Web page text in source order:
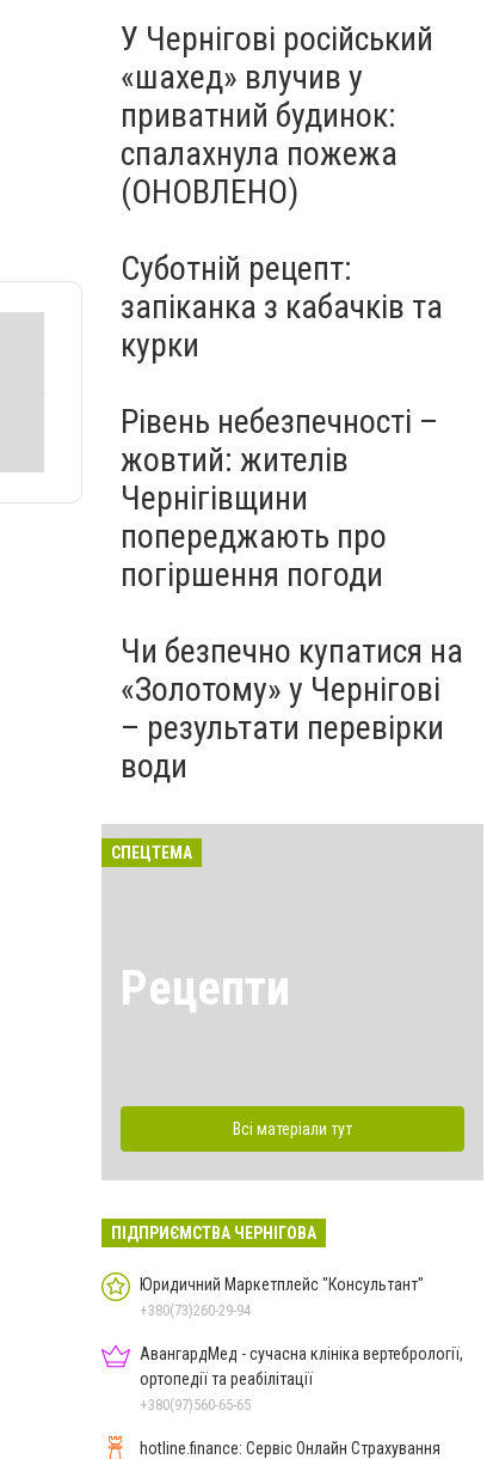
У Чернігові російський
«шахед» влучив у
приватний будинок:
спалахнула пожежа
(ОНОВЛЕНО)
Суботній рецепт:
запіканка з кабачків та
курки
Рівень небезпечності –
жовтий: жителів
Чернігівщини
попереджають про
погіршення погоди
Чи безпечно купатися на
«Золотому» у Чернігові
– результати перевірки
води
СПЕЦТЕМА
Рецепти
Всі матеріали тут
ПІДПРИЄМСТВА ЧЕРНІГОВА
Юридичний Маркетплейс "Консультант"
+380(73)260-29-94
АвангардМед - сучасна клініка вертебрології,
ортопедії та реабілітації
+380(97)560-65-65
hotline.finance: Сервіс Онлайн Страхування